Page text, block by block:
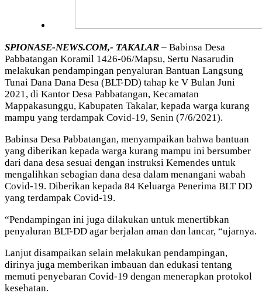
SPIONASE-NEWS.COM,- TAKALAR – Babinsa Desa
Pabbatangan Koramil 1426-06/Mapsu, Sertu Nasarudin
melakukan pendampingan penyaluran Bantuan Langsung
Tunai Dana Dana Desa (BLT-DD) tahap ke V Bulan Juni
2021, di Kantor Desa Pabbatangan, Kecamatan
Mappakasunggu, Kabupaten Takalar, kepada warga kurang
mampu yang terdampak Covid-19, Senin (7/6/2021).
Babinsa Desa Pabbatangan, menyampaikan bahwa bantuan
yang diberikan kepada warga kurang mampu ini bersumber
dari dana desa sesuai dengan instruksi Kemendes untuk
mengalihkan sebagian dana desa dalam menangani wabah
Covid-19. Diberikan kepada 84 Keluarga Penerima BLT DD
yang terdampak Covid-19.
“Pendampingan ini juga dilakukan untuk menertibkan
penyaluran BLT-DD agar berjalan aman dan lancar, “ujarnya.
Lanjut disampaikan selain melakukan pendampingan,
dirinya juga memberikan imbauan dan edukasi tentang
memuti penyebaran Covid-19 dengan menerapkan protokol
kesehatan.